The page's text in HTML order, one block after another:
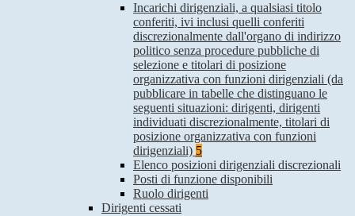
Incarichi dirigenziali, a qualsiasi titolo
conferiti, ivi inclusi quelli conferiti
discrezionalmente dall'organo di indirizzo
politico senza procedure pubbliche di
selezione e titolari di posizione
organizzativa con funzioni dirigenziali (da
pubblicare in tabelle che distinguano le
seguenti situazioni: dirigenti, dirigenti
individuati discrezionalmente, titolari di
posizione organizzativa con funzioni
dirigenziali) 5
Elenco posizioni dirigenziali discrezionali
Posti di funzione disponibili
Ruolo dirigenti
Dirigenti cessati